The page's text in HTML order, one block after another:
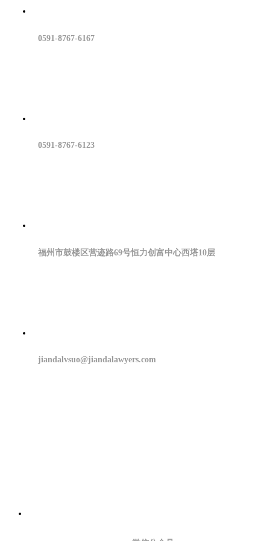
0591-8767-6167
0591-8767-6123
福州市鼓楼区营迹路69号恒力创富中心西塔10层
jiandalvsuo@jiandalawyers.com